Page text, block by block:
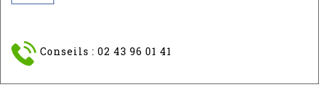
Conseils : 02 43 96 01 41